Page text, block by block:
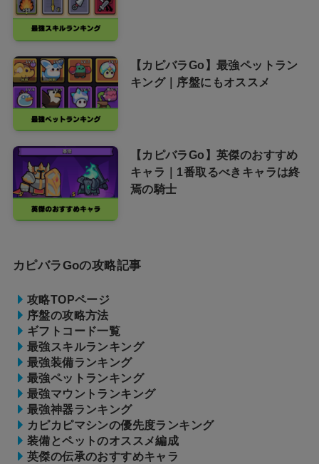
【カピバラGo】最強ペットラン
キング｜序盤にもオススメ
【カピバラGo】英傑のおすすめ
キャラ｜1番取るべきキャラは終
焉の騎士
カピバラGoの攻略記事
攻略TOPページ
序盤の攻略方法
ギフトコード一覧
最強スキルランキング
最強装備ランキング
最強ペットランキング
最強マウントランキング
最強神器ランキング
カピカピマシンの優先度ランキング
装備とペットのオススメ編成
英傑の伝承のおすすめキャラ